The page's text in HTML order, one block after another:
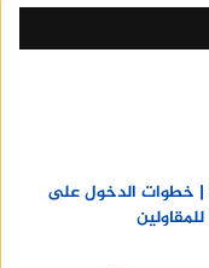
| خطوات الدخول على